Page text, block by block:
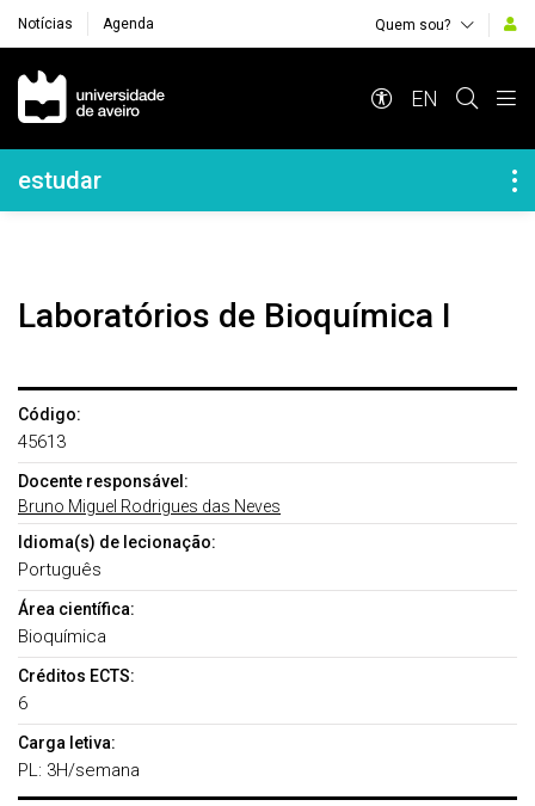
Notícias Agenda Quem sou?
Navegação Principal
EN
Navegação Lateral
estudar
Laboratórios de Bioquímica I
Código:
45613
Docente responsável:
Bruno Miguel Rodrigues das Neves
Idioma(s) de lecionação:
Português
Área científica:
Bioquímica
Créditos ECTS:
6
Carga letiva:
PL: 3H/semana